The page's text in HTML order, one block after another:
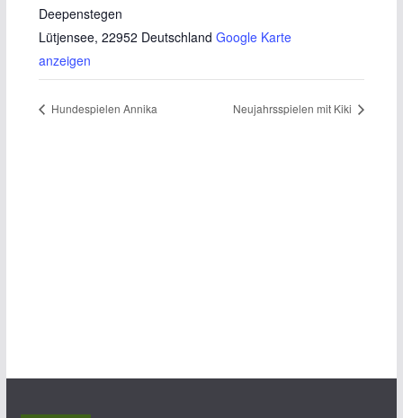
Deepenstegen
Lütjensee, 22952 Deutschland Google Karte
anzeigen
Hundespielen Annika Neujahrsspielen mit Kiki